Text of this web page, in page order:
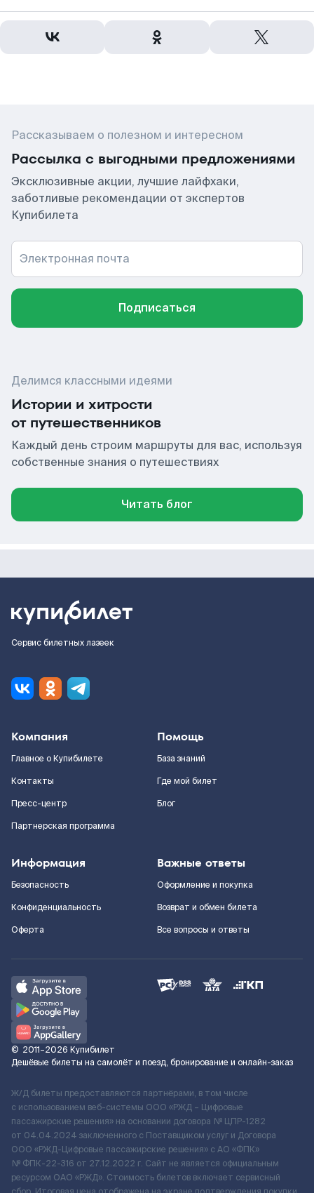
Рассказываем о полезном и интересном
Рассылка с выгодными предложениями
Эксклюзивные акции, лучшие лайфхаки,
заботливые рекомендации от экспертов
Купибилета
Электронная почта
Подписаться
Делимся классными идеями
Истории и хитрости
от путешественников
Каждый день строим маршруты для вас, используя
собственные знания о путешествиях
Читать блог
Сервис билетных лазеек
Компания
Главное о Купибилете
Контакты
Пресс-центр
Партнерская программа
Помощь
База знаний
Где мой билет
Блог
Информация
Безопасность
Конфиденциальность
Оферта
Важные ответы
Оформление и покупка
Возврат и обмен билета
Все вопросы и ответы
© 2011–2026 Купибилет
Дешёвые билеты на самолёт и поезд, бронирование и онлайн-заказ
Ж/Д билеты предоставляются партнёрами, в том числе
с использованием веб-системы ООО «РЖД – Цифровые
пассажирские решения» на основании договора № ЦПР-1282
от 04.04.2024 заключенного с Поставщиком услуг и Договора
ООО «РЖД-Цифровые пассажирские решения» c АО «ФПК»
№ ФПК-22-316 от 27.12.2022 г. Сайт не является официальным
ресурсом ОАО «РЖД». Стоимость билетов включает сервисный